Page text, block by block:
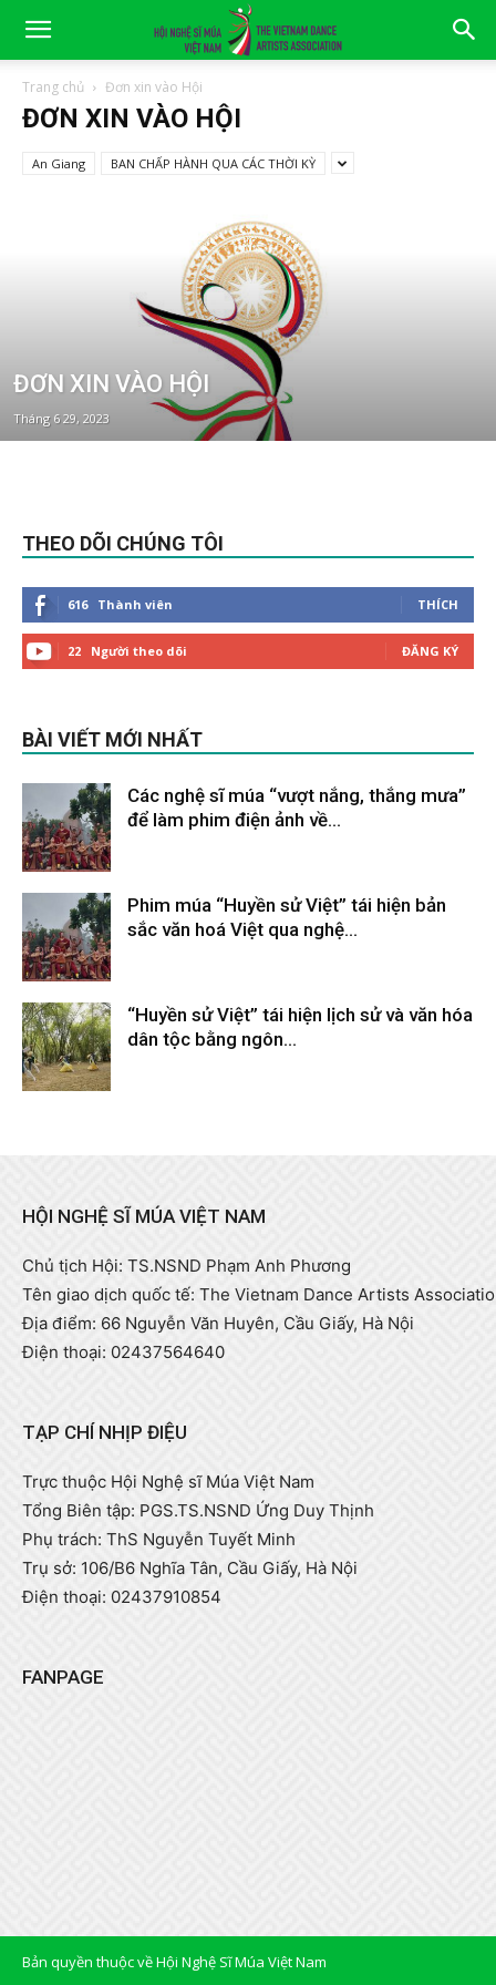
Trang chủ Đơn xin vào Hội
ĐƠN XIN VÀO HỘI
An Giang BAN CHẤP HÀNH QUA CÁC THỜI KỲ
ĐƠN XIN VÀO HỘI
Tháng 6 29, 2023
THEO DÕI CHÚNG TÔI
616 Thành viên THÍCH
22 Người theo dõi ĐĂNG KÝ
BÀI VIẾT MỚI NHẤT
Các nghệ sĩ múa “vượt nắng, thắng mưa”
để làm phim điện ảnh về...
Phim múa “Huyền sử Việt” tái hiện bản
sắc văn hoá Việt qua nghệ...
“Huyền sử Việt” tái hiện lịch sử và văn hóa
dân tộc bằng ngôn...
HỘI NGHỆ SĨ MÚA VIỆT NAM
Chủ tịch Hội: TS.NSND Phạm Anh Phương
Tên giao dịch quốc tế: The Vietnam Dance Artists
Địa điểm: 66 Nguyễn Văn Huyên, Cầu Giấy, Hà Nội
Điện thoại: 02437564640
TẠP CHÍ NHỊP ĐIỆU
Trực thuộc Hội Nghệ sĩ Múa Việt Nam
Tổng Biên tập: PGS.TS.NSND Ứng Duy Thịnh
Phụ trách: ThS Nguyễn Tuyết Minh
Trụ sở: 106/B6 Nghĩa Tân, Cầu Giấy, Hà Nội
Điện thoại: 02437910854
FANPAGE
Bản quyền thuộc về Hội Nghệ Sĩ Múa Việt Nam